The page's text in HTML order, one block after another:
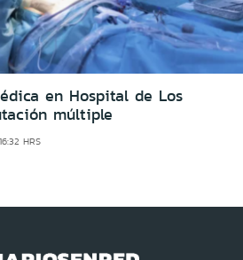
en Hospital de Los
múltiple
HRS